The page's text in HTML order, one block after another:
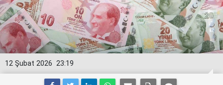
23:19
12 Şubat 2026